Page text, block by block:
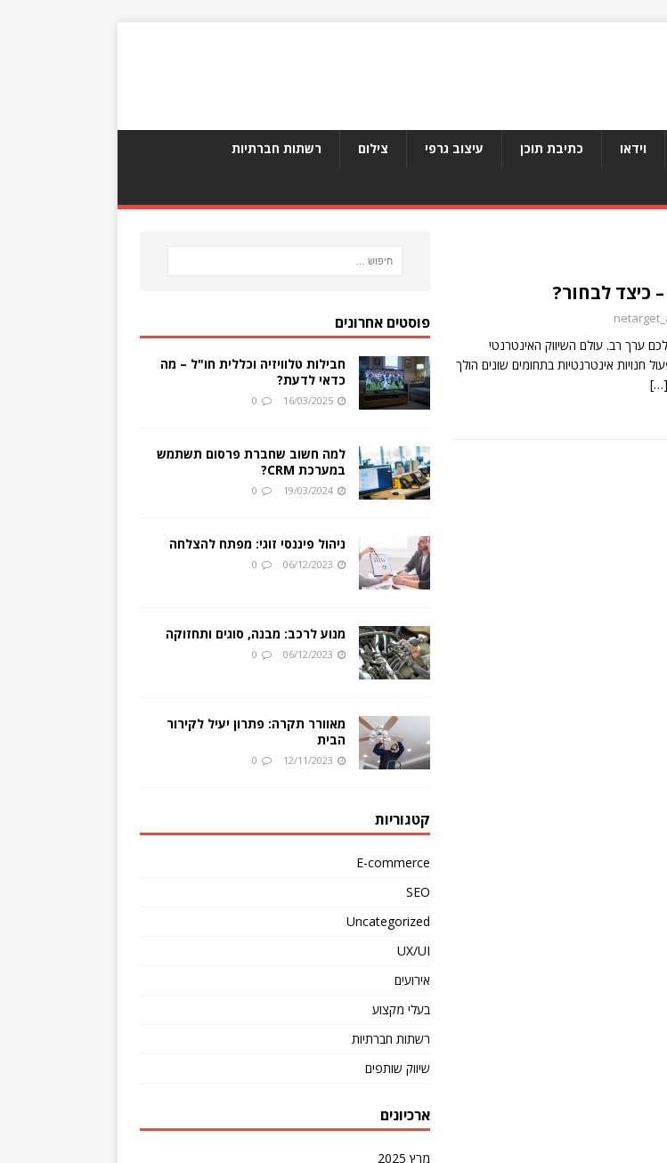
וידאו כתיבת תוכן עיצוב גרפי צילום רשתות חברתיות
כיצד לבחור?
ערך רב. עולם השיווק האינטרנטי
חנויות אינטרנטיות בתחומים שונים הולך
[…]
פוסטים אחרונים
חבילות טלוויזיה וכללית חו"ל – מה
כדאי לדעת?
16/03/2025
0
למה חשוב שחברת פרסום תשתמש
במערכת CRM?
19/03/2024
0
ניהול פיננסי זוגי: מפתח להצלחה
06/12/2023
0
מנוע לרכב: מבנה, סוגים ותחזוקה
06/12/2023
0
מאוורר תקרה: פתרון יעיל לקירור
הבית
12/11/2023
0
קטגוריות
E-commerce
SEO
Uncategorized
UX/UI
אירועים
בעלי מקצוע
רשתות חברתיות
שיווק שותפים
ארכיונים
מרץ 2025